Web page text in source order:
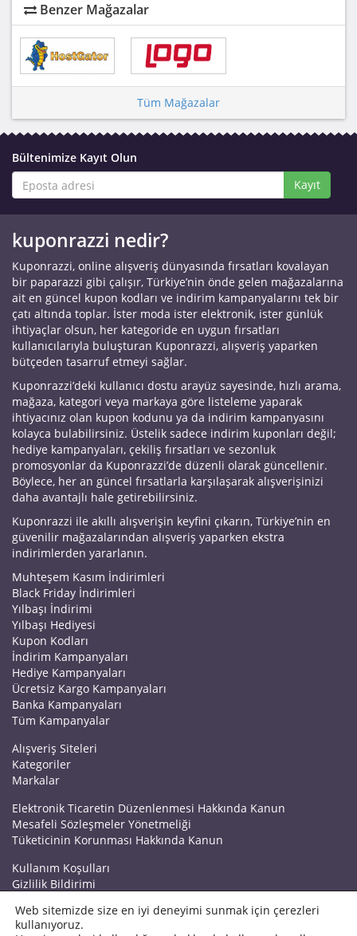
Benzer Mağazalar
Tüm Mağazalar
Bültenimize Kayıt Olun
Kayıt
kuponrazzi nedir?
Kuponrazzi, online alışveriş dünyasında fırsatları kovalayan
bir paparazzi gibi çalışır, Türkiye’nin önde gelen mağazalarına
ait en güncel kupon kodları ve indirim kampanyalarını tek bir
çatı altında toplar. İster moda ister elektronik, ister günlük
ihtiyaçlar olsun, her kategoride en uygun fırsatları
kullanıcılarıyla buluşturan Kuponrazzi, alışveriş yaparken
bütçeden tasarruf etmeyi sağlar.
Kuponrazzi’deki kullanıcı dostu arayüz sayesinde, hızlı arama,
mağaza, kategori veya markaya göre listeleme yaparak
ihtiyacınız olan kupon kodunu ya da indirim kampanyasını
kolayca bulabilirsiniz. Üstelik sadece indirim kuponları değil;
hediye kampanyaları, çekiliş fırsatları ve sezonluk
promosyonlar da Kuponrazzi’de düzenli olarak güncellenir.
Böylece, her an güncel fırsatlarla karşılaşarak alışverişinizi
daha avantajlı hale getirebilirsiniz.
Kuponrazzi ile akıllı alışverişin keyfini çıkarın, Türkiye’nin en
güvenilir mağazalarından alışveriş yaparken ekstra
indirimlerden yararlanın.
Muhteşem Kasım İndirimleri
Black Friday İndirimleri
Yılbaşı İndirimi
Yılbaşı Hediyesi
Kupon Kodları
İndirim Kampanyaları
Hediye Kampanyaları
Ücretsiz Kargo Kampanyaları
Banka Kampanyaları
Tüm Kampanyalar
Alışveriş Siteleri
Kategoriler
Markalar
Elektronik Ticaretin Düzenlenmesi Hakkında Kanun
Mesafeli Sözleşmeler Yönetmeliği
Tüketicinin Korunması Hakkında Kanun
Kullanım Koşulları
Gizlilik Bildirimi
Kuponrazzi Blog
Mağaza Ekle
Web sitemizde size en iyi deneyimi sunmak için çerezleri
kullanıyoruz.